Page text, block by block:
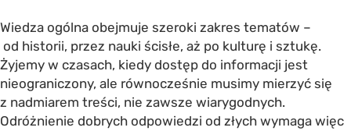
Wiedza ogólna obejmuje szeroki zakres tematów –
od historii, przez nauki ścisłe, aż po kulturę i sztukę.
Żyjemy w czasach, kiedy dostęp do informacji jest
nieograniczony, ale równocześnie musimy mierzyć się
z nadmiarem treści, nie zawsze wiarygodnych.
Odróżnienie dobrych odpowiedzi od złych wymaga więc